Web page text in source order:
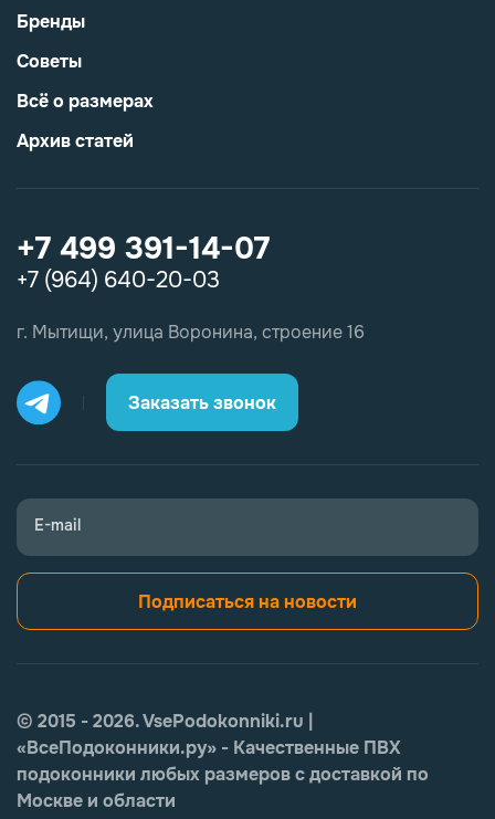
+7 499 391-14-07
+7 (964) 640-20-03
г. Мытищи, улица Воронина, строение 16
Заказать звонок
Бренды
Советы
Всё о размерах
Архив статей
E-mail
Подписаться на новости
© 2015 - 2026. VsePodokonniki.ru |
«ВсеПодоконники.ру» - Качественные ПВХ
подоконники любых размеров с доставкой по
Москве и области